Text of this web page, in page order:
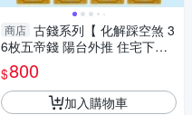
商店 古錢系列【 化解踩空煞 3
6枚五帝錢 陽台外推 住宅下方
為車道 騎樓】開光 擇日【吉祥
開運坊】
$800
加入購物車